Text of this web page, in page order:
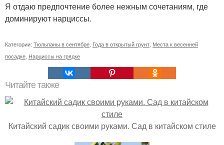
Я отдаю предпочтение более нежным сочетаниям, где
доминируют нарциссы.
Категории: Тюльпаны в сентябре Года в открытый грунт Места к весенней
посадке Нарциссы на грядке
Читайте также
Китайский садик своими руками. Сад в китайском стиле